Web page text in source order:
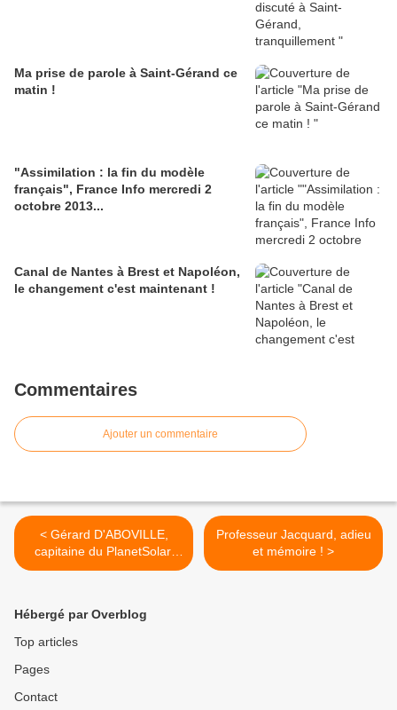
Ma prise de parole à Saint-Gérand ce
matin !
"Assimilation : la fin du modèle
français", France Info mercredi 2
octobre 2013...
Canal de Nantes à Brest et Napoléon,
le changement c'est maintenant !
Commentaires
Ajouter un commentaire
< Gérard D'ABOVILLE,
capitaine du PlanetSolar,
sur les traces du
Professeur Jacquard, adieu
et mémoire ! >
Hébergé par Overblog
Top articles
Pages
Contact